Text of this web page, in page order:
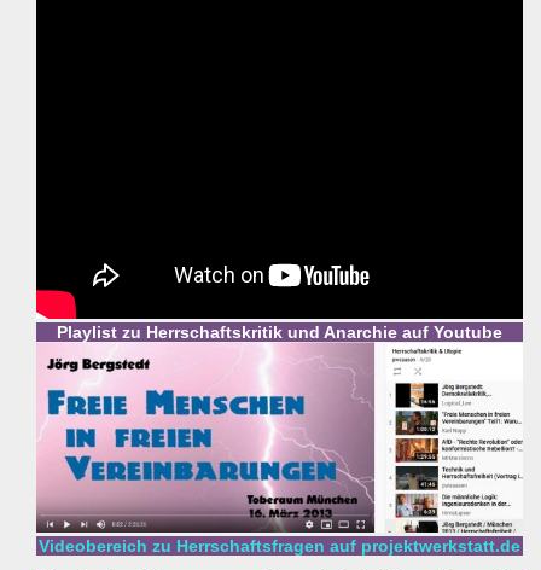
Playlist zu Herrschaftskritik und Anarchie auf Youtube
Videobereich zu Herrschaftsfragen auf projektwerkstatt.de